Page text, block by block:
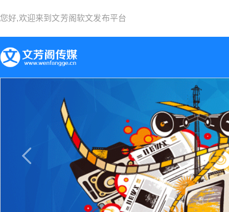
您好,欢迎来到 文芳阁软文发布平台